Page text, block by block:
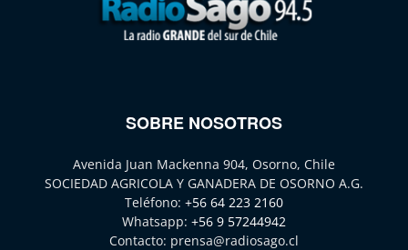
SOBRE NOSOTROS
Avenida Juan Mackenna 904, Osorno, Chile
SOCIEDAD AGRICOLA Y GANADERA DE OSORNO A.G.
Teléfono: +56 64 223 2160
Whatsapp: +56 9 57244942
Contacto: prensa@radiosago.cl